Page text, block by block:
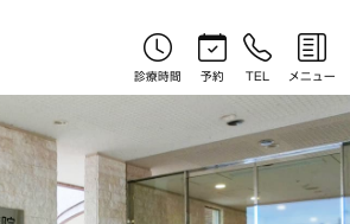
診療時間 予約 TEL メニュー